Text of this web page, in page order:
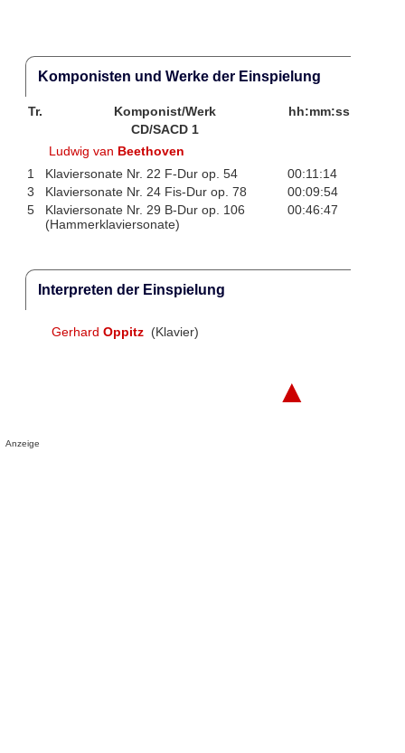
Komponisten und Werke der Einspielung
Tr. Komponist/Werk
hh:mm:ss
CD/SACD 1
Ludwig van Beethoven
1
Klaviersonate Nr. 22 F-Dur op. 54
00:11:14
3
Klaviersonate Nr. 24 Fis-Dur op. 78
00:09:54
5
Klaviersonate Nr. 29 B-Dur op. 106
(Hammerklaviersonate)
00:46:47
Interpreten der Einspielung
Gerhard Oppitz (Klavier)
▲
Anzeige